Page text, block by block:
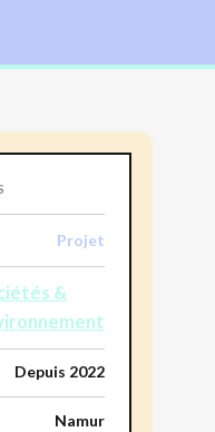
Projet
&
Depuis 2022
Namur